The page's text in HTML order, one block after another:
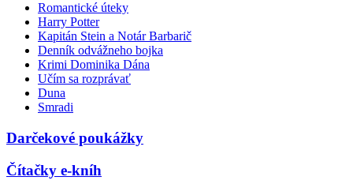
Romantické úteky
Harry Potter
Kapitán Stein a Notár Barbarič
Denník odvážneho bojka
Krimi Dominika Dána
Učím sa rozprávať
Duna
Smradi
Darčekové poukážky
Čítačky e-kníh